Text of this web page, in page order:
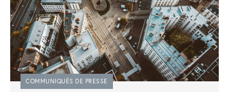
COMMUNIQUÉS DE PRESSE